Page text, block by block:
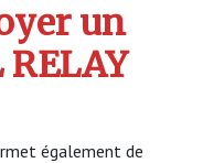
un
également de